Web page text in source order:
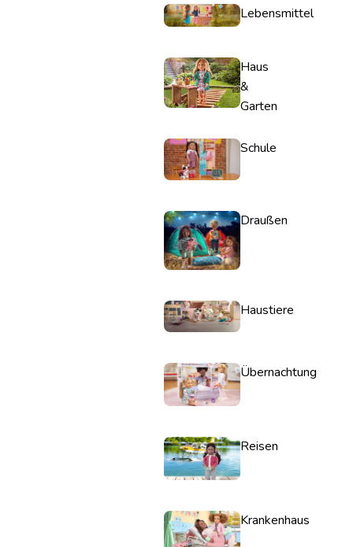
Lebensmittel
Haus
&
Garten
Schule
Draußen
Haustiere
Übernachtung
Reisen
Krankenhaus